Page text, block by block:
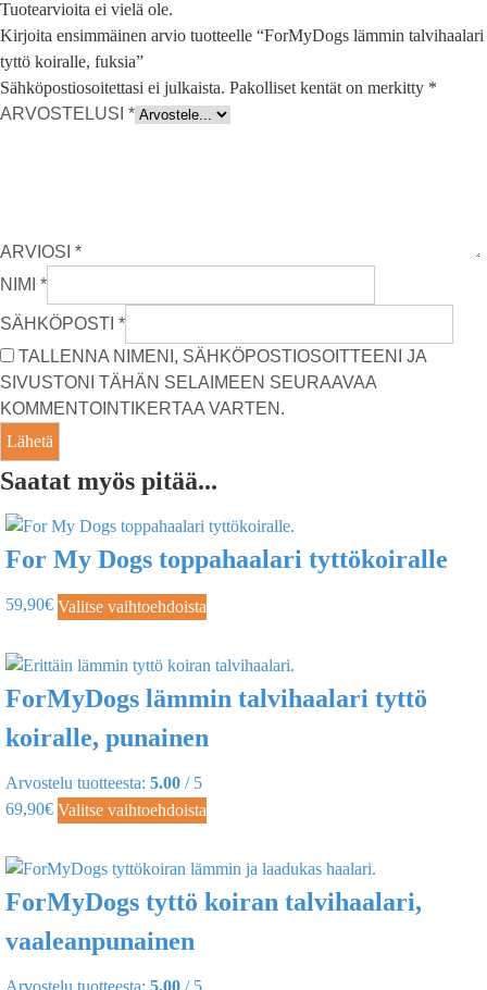
Tuotearvioita ei vielä ole.
Kirjoita ensimmäinen arvio tuotteelle “ForMyDogs lämmin talvihaalari
tyttö koiralle, fuksia”
Sähköpostiosoitettasi ei julkaista. Pakolliset kentät on merkitty *
ARVOSTELUSI *
ARVIOSI *
NIMI *
SÄHKÖPOSTI *
TALLENNA NIMENI, SÄHKÖPOSTIOSOITTEENI JA
SIVUSTONI TÄHÄN SELAIMEEN SEURAAVAA
KOMMENTOINTIKERTAA VARTEN.
Saatat myös pitää...
For My Dogs toppahaalari tyttökoiralle
59,90€ Valitse vaihtoehdoista
ForMyDogs lämmin talvihaalari tyttö
koiralle, punainen
Arvostelu tuotteesta: 5.00 / 5
69,90€ Valitse vaihtoehdoista
ForMyDogs tyttö koiran talvihaalari,
vaaleanpunainen
Arvostelu tuotteesta: 5.00 / 5